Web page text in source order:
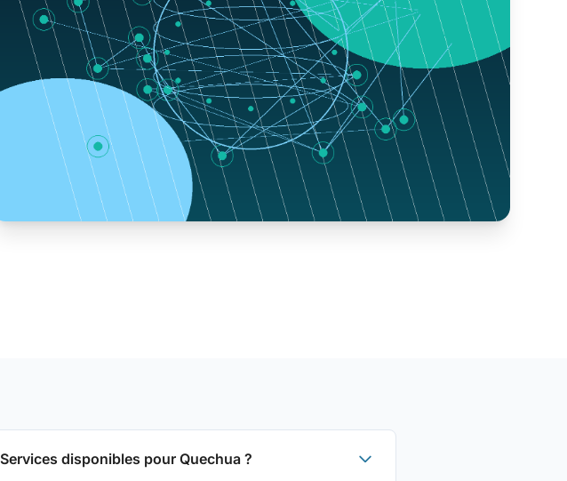
Services disponibles pour Quechua ?